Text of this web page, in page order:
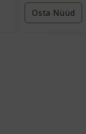
Osta Nüüd